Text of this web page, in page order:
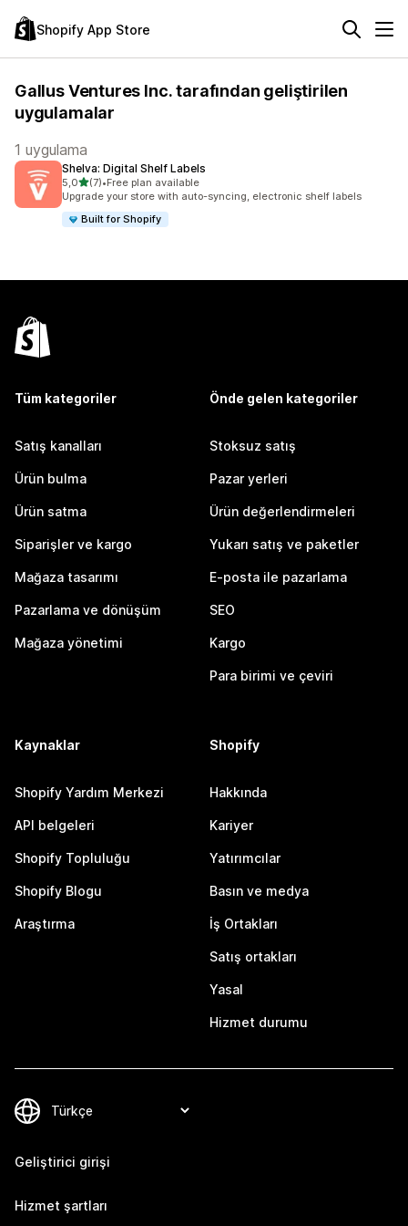
Shopify App Store
Gallus Ventures Inc. tarafından geliştirilen
uygulamalar
1 uygulama
Shelva: Digital Shelf Labels
5,05 yıldız üzerinden
(7)
toplam 7 değerlendirme
•Free plan available
Upgrade your store with auto-syncing, electronic shelf labels
Built for Shopify
Tüm kategoriler
Satış kanalları
Ürün bulma
Ürün satma
Siparişler ve kargo
Mağaza tasarımı
Pazarlama ve dönüşüm
Mağaza yönetimi
Önde gelen kategoriler
Stoksuz satış
Pazar yerleri
Ürün değerlendirmeleri
Yukarı satış ve paketler
E-posta ile pazarlama
SEO
Kargo
Para birimi ve çeviri
Kaynaklar
Shopify Yardım Merkezi
API belgeleri
Shopify Topluluğu
Shopify Blogu
Araştırma
Shopify
Hakkında
Kariyer
Yatırımcılar
Basın ve medya
İş Ortakları
Satış ortakları
Yasal
Hizmet durumu
Geliştirici girişi
Hizmet şartları